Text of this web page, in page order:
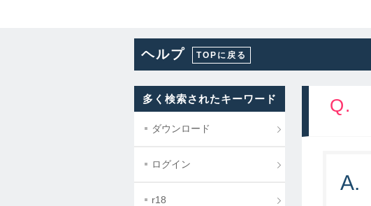
ヘルプ TOPに戻る
Q.
A.
多く検索されたキーワード
ダウンロード
ログイン
r18